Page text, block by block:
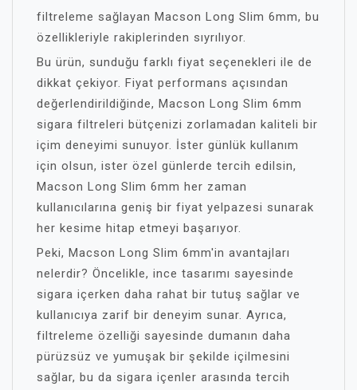
filtreleme sağlayan Macson Long Slim 6mm, bu
özellikleriyle rakiplerinden sıyrılıyor.
Bu ürün, sunduğu farklı fiyat seçenekleri ile de
dikkat çekiyor. Fiyat performans açısından
değerlendirildiğinde, Macson Long Slim 6mm
sigara filtreleri bütçenizi zorlamadan kaliteli bir
içim deneyimi sunuyor. İster günlük kullanım
için olsun, ister özel günlerde tercih edilsin,
Macson Long Slim 6mm her zaman
kullanıcılarına geniş bir fiyat yelpazesi sunarak
her kesime hitap etmeyi başarıyor.
Peki, Macson Long Slim 6mm'in avantajları
nelerdir? Öncelikle, ince tasarımı sayesinde
sigara içerken daha rahat bir tutuş sağlar ve
kullanıcıya zarif bir deneyim sunar. Ayrıca,
filtreleme özelliği sayesinde dumanın daha
pürüzsüz ve yumuşak bir şekilde içilmesini
sağlar, bu da sigara içenler arasında tercih